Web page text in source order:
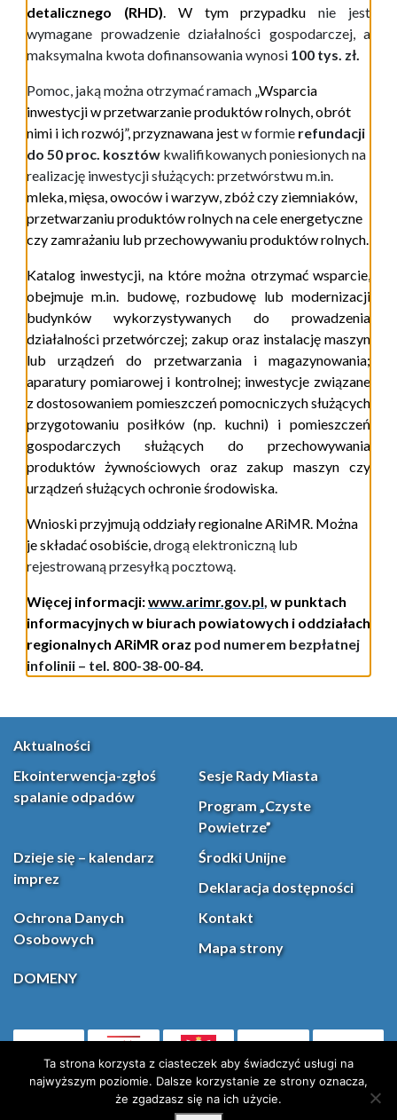
detalicznego (RHD) . W tym przypadkunie jest
wymagane prowadzenie działalności gospodarczej, a
maksymalna kwota dofinansowania wynosi 100 tys. zł.
Pomoc, jaką można otrzymać ramach „Wsparcia
inwestycji w przetwarzanie produktów rolnych, obrót
nimi i ich rozwój”, przyznawana jestw formie refundacji
do 50 proc. kosztów kwalifikowanych poniesionych na
realizację inwestycji służących: przetwórstwu m.in.
mleka, mięsa, owoców i warzyw, zbóż czy ziemniaków,
przetwarzaniu produktów rolnych na cele energetyczne
czy zamrażaniu lub przechowywaniu produktów rolnych.
Katalog inwestycji, na które można otrzymać wsparcie,
obejmuje m.in. budowę, rozbudowę lub modernizacji
budynków wykorzystywanych do prowadzenia
działalności przetwórczej; zakup oraz instalację maszyn
lub urządzeń do przetwarzania i magazynowania;
aparatury pomiarowej i kontrolnej; inwestycje związane
z dostosowaniem pomieszczeń pomocniczych służących
przygotowaniu posiłków (np. kuchni) i pomieszczeń
gospodarczych służących do przechowywania
produktów żywnościowych oraz zakup maszyn czy
urządzeń służących ochronie środowiska.
Wnioski przyjmują oddziały regionalne ARiMR. Można
je składać osobiście, drogą elektroniczną lub
rejestrowaną przesyłką pocztową.
Więcej informacji:www.arimr.gov.pl w punktach
informacyjnych w biurach powiatowych i oddziałach
regionalnych ARiMR oraz pod numerem bezpłatnej
infolinii – tel. 800-38-00-84.
Aktualności
Ekointerwencja-zgłoś
spalanie odpadów
Sesje Rady Miasta
Program „Czyste
Powietrze”
Dzieje się – kalendarz
imprez
Środki Unijne
Deklaracja dostępności
Ochrona Danych
Osobowych
Kontakt
Mapa strony
DOMENY
(otwiera się w nowej karcie)Facebook
Ta strona korzysta z ciasteczek aby świadczyć usługi na
najwyższym poziomie. Dalsze korzystanie ze strony oznacza,
że zgadzasz się na ich użycie.